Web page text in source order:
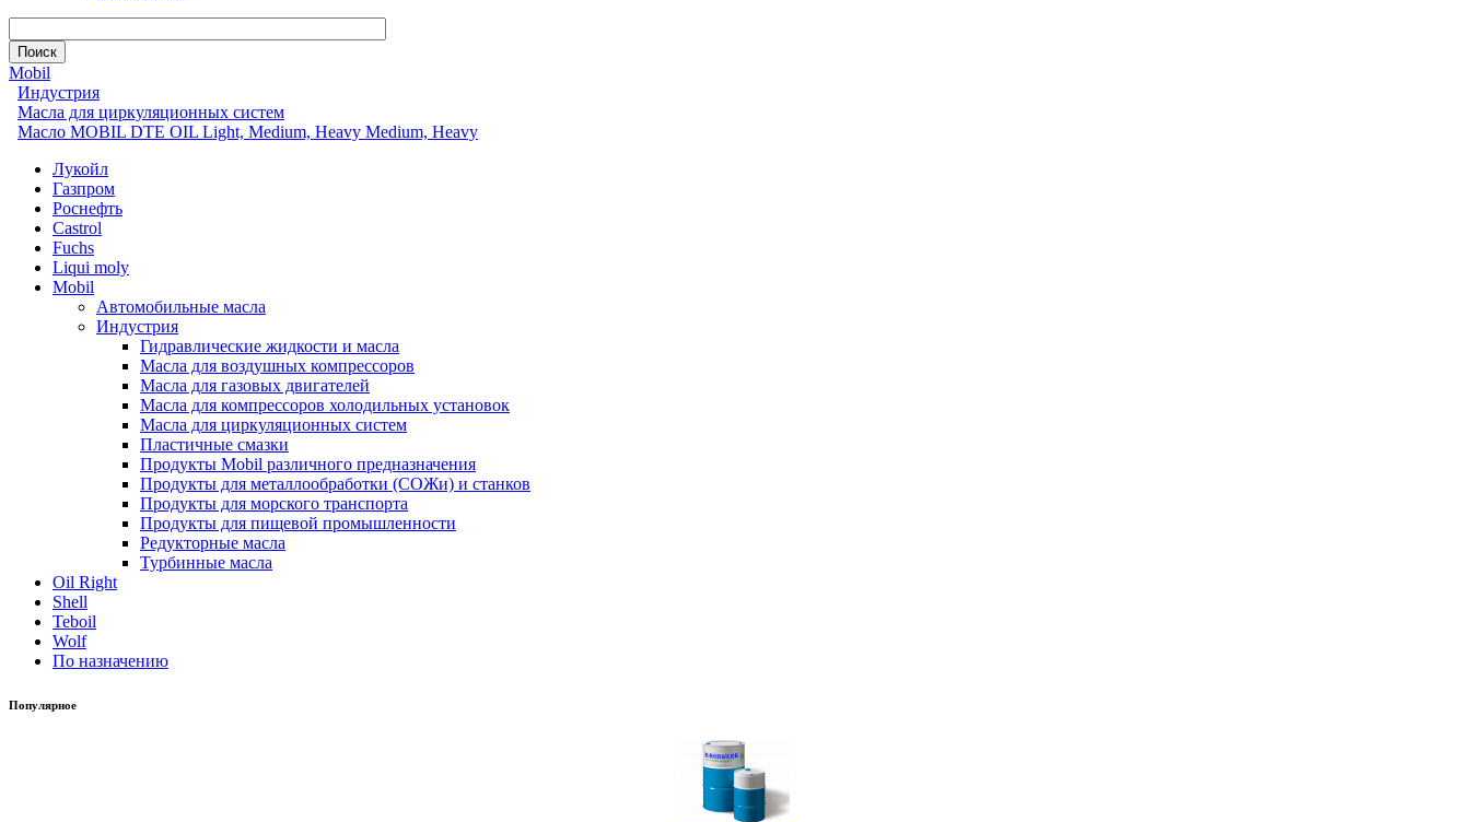
Mobil
Индустрия
Масла для циркуляционных систем
Масло MOBIL DTE OIL Light, Medium, Heavy Medium, Heavy
Лукойл
Газпром
Роснефть
Castrol
Fuchs
Liqui moly
Mobil
Автомобильные масла
Индустрия
Гидравлические жидкости и масла
Масла для воздушных компрессоров
Масла для газовых двигателей
Масла для компрессоров холодильных установок
Масла для циркуляционных систем
Пластичные смазки
Продукты Mobil различного предназначения
Продукты для металлообработки (СОЖи) и станков
Продукты для морского транспорта
Продукты для пищевой промышленности
Редукторные масла
Турбинные масла
Oil Right
Shell
Teboil
Wolf
По назначению
Популярное